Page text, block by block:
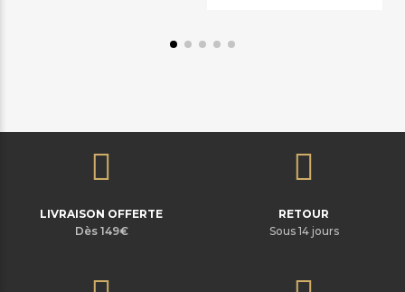
LIVRAISON OFFERTE
Dès 149€
RETOUR
Sous 14 jours